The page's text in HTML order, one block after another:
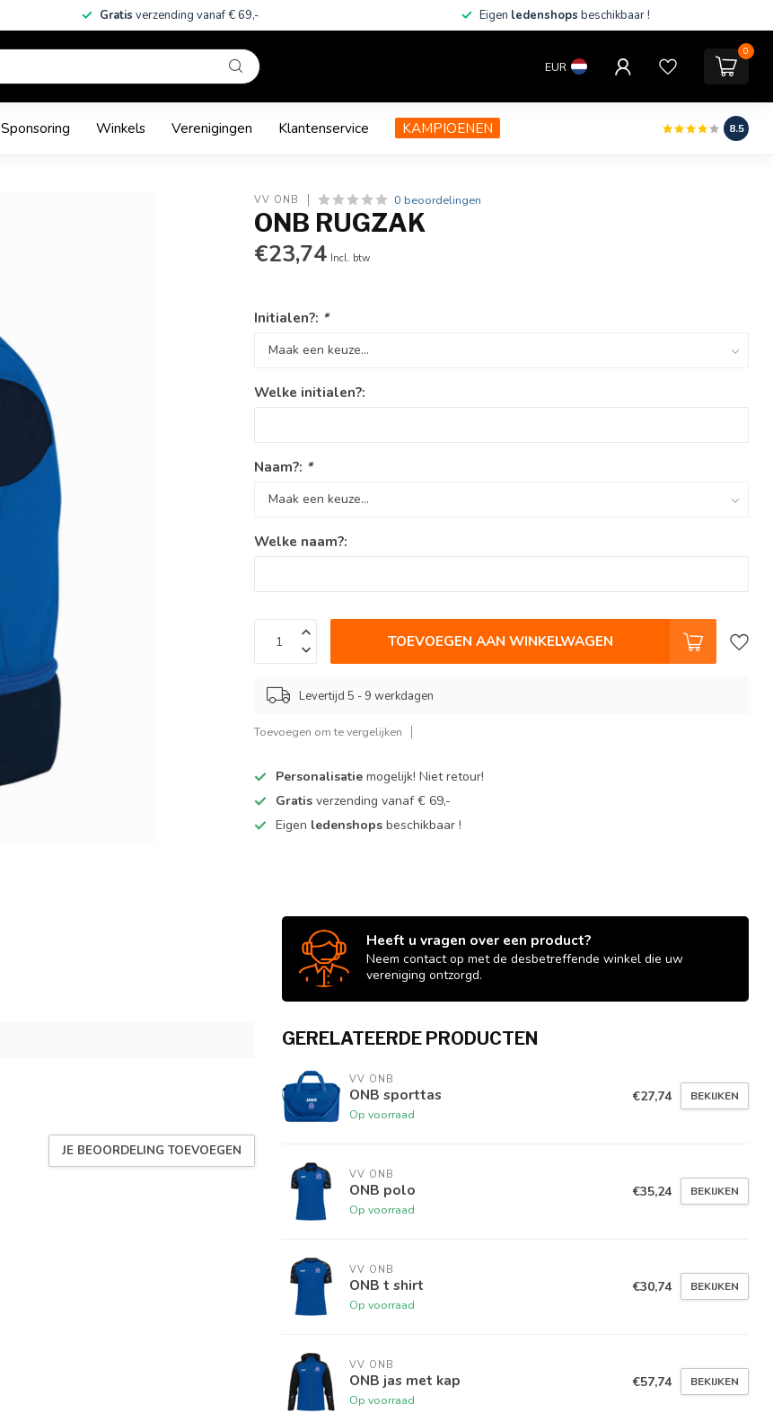
Gratis verzending vanaf € 69,- Eigen ledenshops beschikbaar !
EUR
0
Sponsoring Winkels Verenigingen Klantenservice KAMPIOENEN 8.5
VV ONB 0 beoordelingen
ONB RUGZAK
€23,74 Incl. btw
Initialen?: *
Welke initialen?:
Naam?: *
Welke naam?:
TOEVOEGEN AAN WINKELWAGEN
Levertijd 5 - 9 werkdagen
Toevoegen om te vergelijken
Personalisatie mogelijk! Niet retour!
Gratisverzending vanaf € 69,-
Eigen ledenshopsbeschikbaar !
JE BEOORDELING TOEVOEGEN
Heeft u vragen over een product?
Neem contact op met de desbetreffende winkel die uw
vereniging ontzorgd.
GERELATEERDE PRODUCTEN
VV ONB
ONB sporttas
Op voorraad
€27,74 BEKIJKEN
VV ONB
ONB polo
Op voorraad
€35,24 BEKIJKEN
VV ONB
ONB t shirt
Op voorraad
€30,74 BEKIJKEN
VV ONB
ONB jas met kap
Op voorraad
€57,74 BEKIJKEN